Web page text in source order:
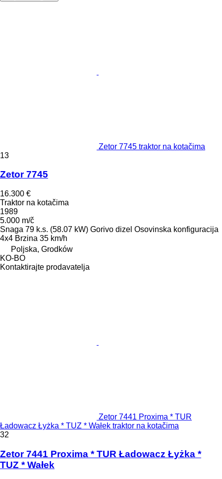
Zetor 7745 traktor na kotačima
13
Zetor 7745
16.300 €
Traktor na kotačima
1989
5.000 m/č
Snaga 79 k.s. (58.07 kW) Gorivo dizel Osovinska konfiguracija
4x4 Brzina 35 km/h
Poljska, Grodków
KO-BO
Kontaktirajte prodavatelja
Zetor 7441 Proxima * TUR
Ładowacz Łyżka * TUZ * Wałek traktor na kotačima
32
Zetor 7441 Proxima * TUR Ładowacz Łyżka *
TUZ * Wałek